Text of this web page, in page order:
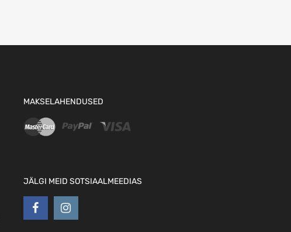
MAKSELAHENDUSED
JÄLGI MEID SOTSIAALMEEDIAS